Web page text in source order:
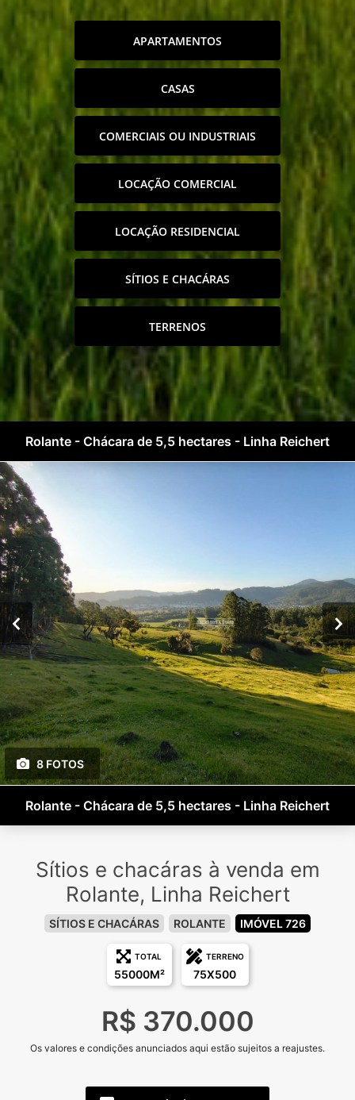
APARTAMENTOS
CASAS
COMERCIAIS OU INDUSTRIAIS
LOCAÇÃO COMERCIAL
LOCAÇÃO RESIDENCIAL
SÍTIOS E CHACÁRAS
TERRENOS
Rolante - Chácara de 5,5 hectares - Linha Reichert
8 FOTOS
Rolante - Chácara de 5,5 hectares - Linha Reichert
Sítios e chacáras à venda em
Rolante, Linha Reichert
SÍTIOS E CHACÁRAS ROLANTE IMÓVEL 726
TOTAL
55000M²
TERRENO
75X500
R$ 370.000
Os valores e condições anunciados aqui estão sujeitos a reajustes.